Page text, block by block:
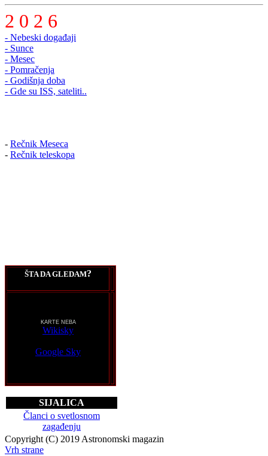
2 0 2 6
- Nebeski događaji
- Sunce
- Mesec
- Pomračenja
- Godišnja doba
- Gde su ISS, sateliti..
- Rečnik Meseca
- Rečnik teleskopa
ŠTA DA GLEDAM?
KARTE NEBA
Wikisky
Google Sky
SIJALICA
Članci o svetlosnom
zagađenju
Copyright (C) 2019 Astronomski magazin
Vrh strane